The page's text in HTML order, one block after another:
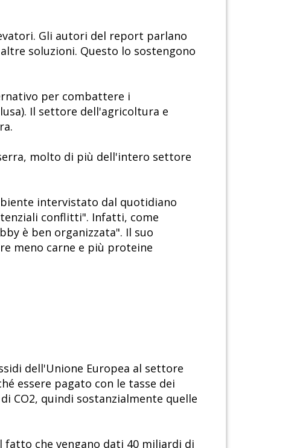
Gli autori del report parlano
soluzioni. Questo lo sostengono
per combattere i
Il settore dell'agricoltura e
molto di più dell'intero settore
intervistato dal quotidiano
conflitti". Infatti, come
è ben organizzata". Il suo
meno carne e più proteine
dell'Unione Europea al settore
essere pagato con le tasse dei
CO2, quindi sostanzialmente quelle
fatto che vengano dati 40 miliardi di